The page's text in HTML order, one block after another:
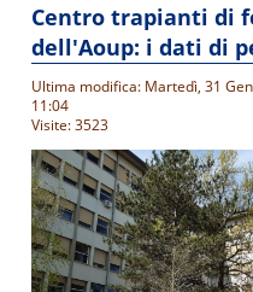
Centro trapianti di
dell'Aoup: i dati di
Ultima modifica: Martedì, 31
11:04
Visite: 3523